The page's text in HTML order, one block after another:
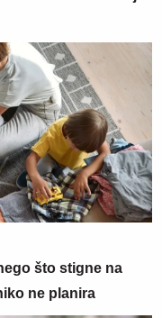
što stigne na
ne planira